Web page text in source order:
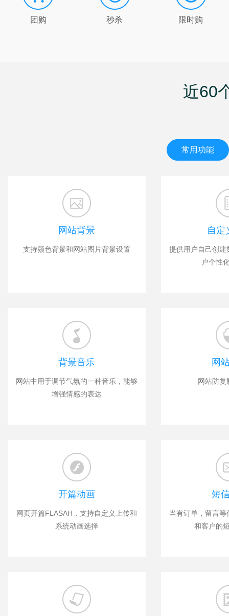
团购 秒杀 限时购
近60
常用功能
网站背景
支持颜色背景和网站图片背景设置
自定
提供用户自己创建
户个性
背景音乐
网站中用于调节气氛的一种音乐，能够
增强情感的表达
网
网站防复
开篇动画
网页开篇FLASAH，支持自定义上传和
系统动画选择
短
当有订单，留言
和客户的